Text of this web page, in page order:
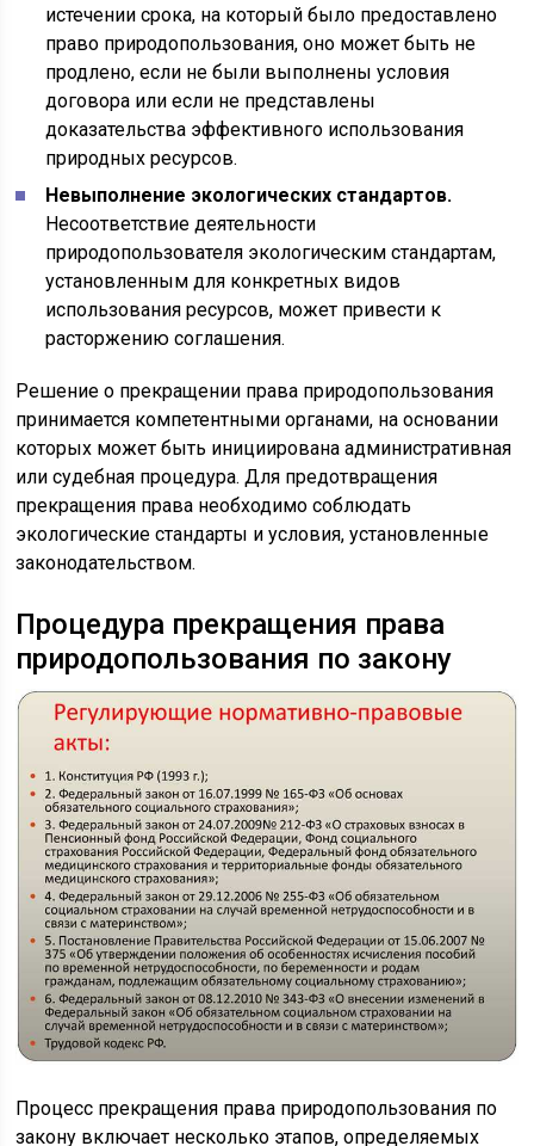
истечении срока, на который было предоставлено
право природопользования, оно может быть не
продлено, если не были выполнены условия
договора или если не представлены
доказательства эффективного использования
природных ресурсов.
Невыполнение экологических стандартов.
Несоответствие деятельности
природопользователя экологическим стандартам,
установленным для конкретных видов
использования ресурсов, может привести к
расторжению соглашения.
Решение о прекращении права природопользования
принимается компетентными органами, на основании
которых может быть инициирована административная
или судебная процедура. Для предотвращения
прекращения права необходимо соблюдать
экологические стандарты и условия, установленные
законодательством.
Процедура прекращения права
природопользования по закону
Процесс прекращения права природопользования по
закону включает несколько этапов, определяемых